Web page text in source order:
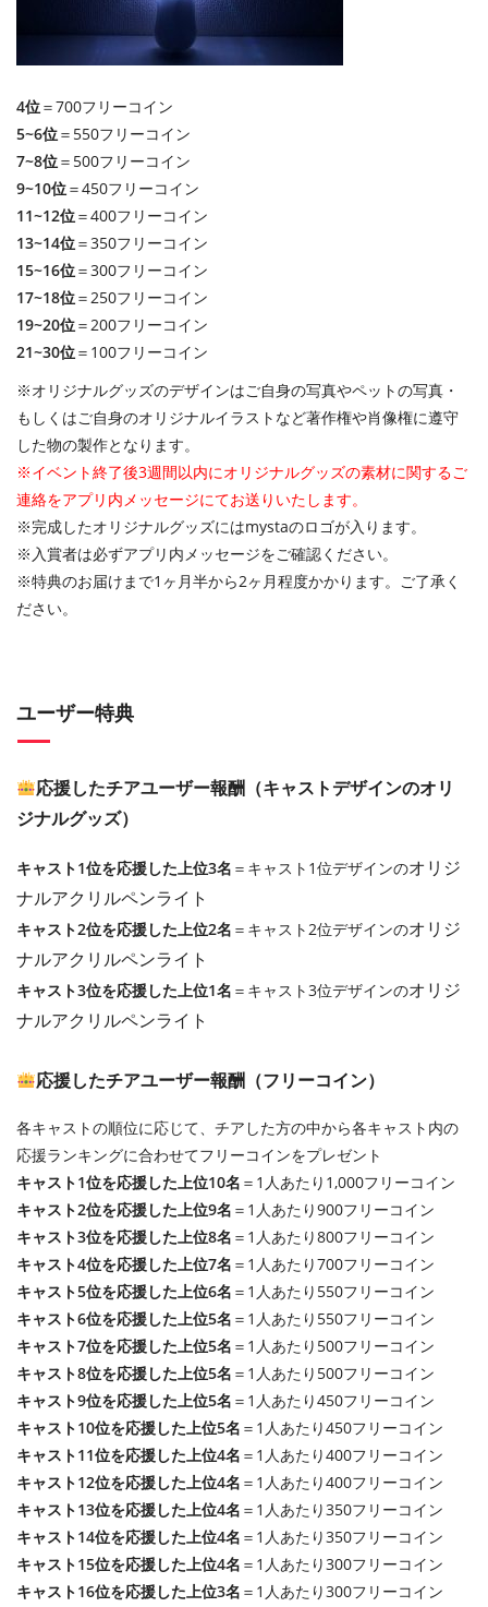
4位＝700フリーコイン
5~6位＝550フリーコイン
7~8位＝500フリーコイン
9~10位＝450フリーコイン
11~12位＝400フリーコイン
13~14位＝350フリーコイン
15~16位＝300フリーコイン
17~18位＝250フリーコイン
19~20位＝200フリーコイン
21~30位＝100フリーコイン
※オリジナルグッズのデザインはご自身の写真やペットの写真・
もしくはご自身のオリジナルイラストなど著作権や肖像権に遵守
した物の製作となります。
※イベント終了後3週間以内にオリジナルグッズの素材に関するご
連絡をアプリ内メッセージにてお送りいたします。
※完成したオリジナルグッズにはmystaのロゴが入ります。
※入賞者は必ずアプリ内メッセージをご確認ください。
※特典のお届けまで1ヶ月半から2ヶ月程度かかります。ご了承く
ださい。
ユーザー特典
応援したチアユーザー報酬（キャストデザインのオリ
ジナルグッズ）
キャスト1位を応援した上位3名 ＝キャスト1位デザインのオリジ
ナルアクリルペンライト
キャスト2位を応援した上位2名 ＝キャスト2位デザインのオリジ
ナルアクリルペンライト
キャスト3位を応援した上位1名 ＝キャスト3位デザインのオリジ
ナルアクリルペンライト
応援したチアユーザー報酬（フリーコイン）
各キャストの順位に応じて、チアした方の中から各キャスト内の
応援ランキングに合わせてフリーコインをプレゼント
キャスト1位を応援した上位10名 ＝1人あたり1,000フリーコイン
キャスト2位を応援した上位9名 ＝1人あたり900フリーコイン
キャスト3位を応援した上位8名 ＝1人あたり800フリーコイン
キャスト4位を応援した上位7名 ＝1人あたり700フリーコイン
キャスト5位を応援した上位6名 ＝1人あたり550フリーコイン
キャスト6位を応援した上位5名 ＝1人あたり550フリーコイン
キャスト7位を応援した上位5名 ＝1人あたり500フリーコイン
キャスト8位を応援した上位5名 ＝1人あたり500フリーコイン
キャスト9位を応援した上位5名 ＝1人あたり450フリーコイン
キャスト10位を応援した上位5名 ＝1人あたり450フリーコイン
キャスト11位を応援した上位4名 ＝1人あたり400フリーコイン
キャスト12位を応援した上位4名 ＝1人あたり400フリーコイン
キャスト13位を応援した上位4名 ＝1人あたり350フリーコイン
キャスト14位を応援した上位4名 ＝1人あたり350フリーコイン
キャスト15位を応援した上位4名 ＝1人あたり300フリーコイン
キャスト16位を応援した上位3名 ＝1人あたり300フリーコイン